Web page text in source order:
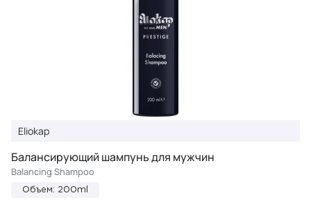
Eliokap
Балансирующий шампунь для мужчин
Balancing Shampoo
Объем: 200ml